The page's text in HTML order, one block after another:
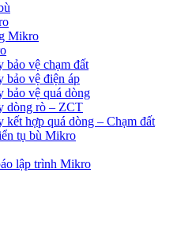
Mikro
bảo vệ chạm đất
bảo vệ điện áp
bảo vệ quá dòng
dòng rò – ZCT
kết hợp quá dòng – Chạm đất
tụ bù Mikro
lập trình Mikro